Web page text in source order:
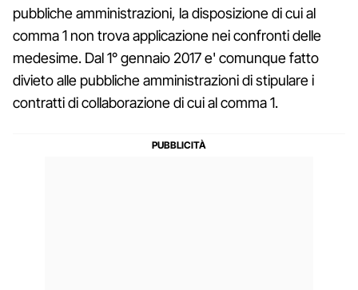
pubbliche amministrazioni, la disposizione di cui al
comma 1 non trova applicazione nei confronti delle
medesime. Dal 1° gennaio 2017 e' comunque fatto
divieto alle pubbliche amministrazioni di stipulare i
contratti di collaborazione di cui al comma 1.